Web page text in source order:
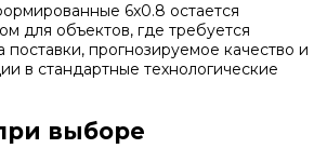
6x0.8 остается
для объектов, где требуется
поставки, прогнозируемое качество и
в стандартные технологические
выборе